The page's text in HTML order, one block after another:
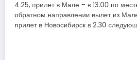
4.25, прилет в Мале – в 13.00 по
обратном направлении вылет из
прилет в Новосибирск в 2.30